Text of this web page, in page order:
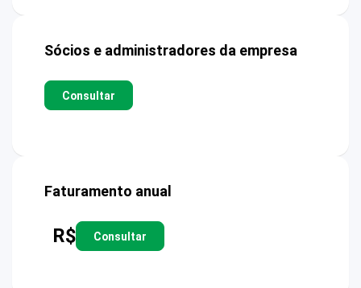
Sócios e administradores da empresa
Consultar
Faturamento anual
R$ Consultar